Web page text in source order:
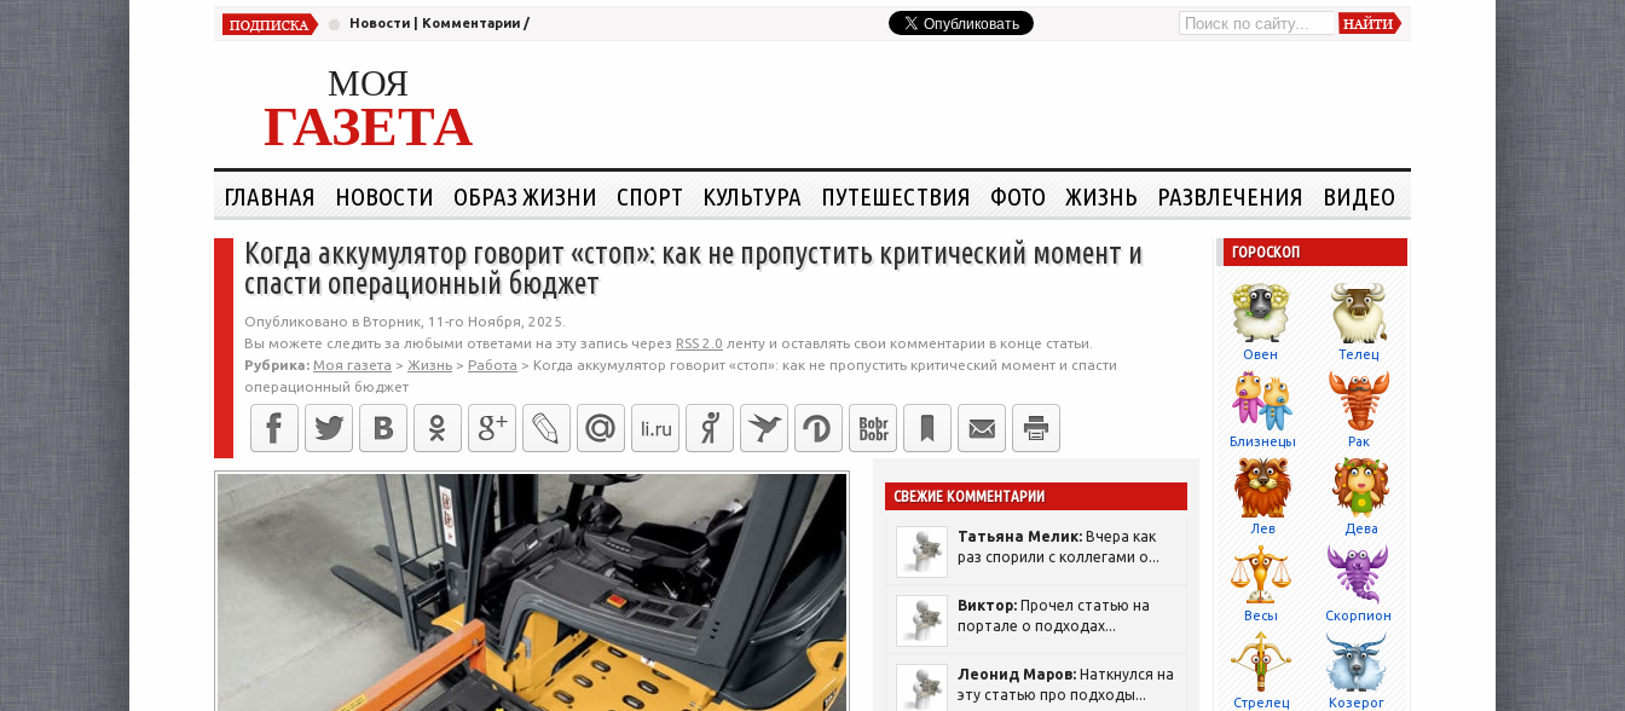
Новости Комментарии /
МОЯ
ГАЗЕТА
ГЛАВНАЯ НОВОСТИ ОБРАЗ ЖИЗНИ СПОРТ КУЛЬТУРА ПУТЕШЕСТВИЯ ФОТО ЖИЗНЬ РАЗВЛЕЧЕНИЯ ВИДЕО
Когда аккумулятор говорит «стоп»: как не пропустить критический момент и
спасти операционный бюджет
Опубликовано в Вторник, 11-го Ноября, 2025.
Вы можете следить за любыми ответами на эту запись через RSS 2.0 ленту и оставлять свои комментарии в конце статьи.
Рубрика: Моя газета > Жизнь > Работа > Когда аккумулятор говорит «стоп»: как не пропустить критический момент и спасти
операционный бюджет
СВЕЖИЕ КОММЕНТАРИИ
Татьяна Мелик: Вчера как
раз спорили с коллегами о...
Виктор: Прочел статью на
портале о подходах...
Леонид Маров: Наткнулся на
эту статью про подходы...
ГОРОСКОП
Овен Телец
Близнецы Рак
Лев Дева
Весы Скорпион
Стрелец Козерог